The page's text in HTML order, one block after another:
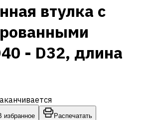
втулка с
- D32, длина
избранное Распечатать